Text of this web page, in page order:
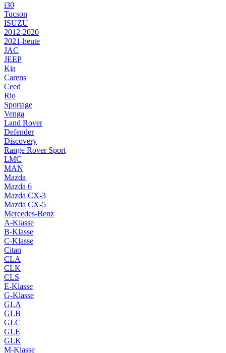
i30
Tucson
ISUZU
2012-2020
2021-heute
JAC
JEEP
Kia
Carens
Ceed
Rio
Sportage
Venga
Land Rover
Defender
Discovery
Range Rover Sport
LMC
MAN
Mazda
Mazda 6
Mazda CX-3
Mazda CX-5
Mercedes-Benz
A-Klasse
B-Klasse
C-Klasse
Citan
CLA
CLK
CLS
E-Klasse
G-Klasse
GLA
GLB
GLC
GLE
GLK
M-Klasse